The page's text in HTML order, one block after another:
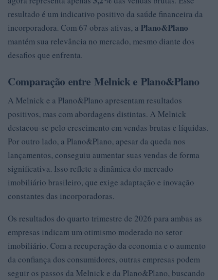
resultado é um indicativo positivo da saúde financeira da
incorporadora. Com 67 obras ativas, a Plano&Plano
mantém sua relevância no mercado, mesmo diante dos
desafios que enfrenta.
Comparação entre Melnick e Plano&Plano
A Melnick e a Plano&Plano apresentam resultados
positivos, mas com abordagens distintas. A Melnick
destacou-se pelo crescimento em vendas brutas e líquidas.
Por outro lado, a Plano&Plano, apesar da queda nos
lançamentos, conseguiu aumentar suas vendas de forma
significativa. Isso reflete a dinâmica do mercado
imobiliário brasileiro, que exige adaptação e inovação
constantes das incorporadoras.
Os resultados do quarto trimestre de 2026 para ambas as
empresas indicam um otimismo moderado no setor
imobiliário. Com a recuperação da economia e o aumento
da confiança dos consumidores, outras empresas podem
seguir os passos da Melnick e da Plano&Plano, buscando